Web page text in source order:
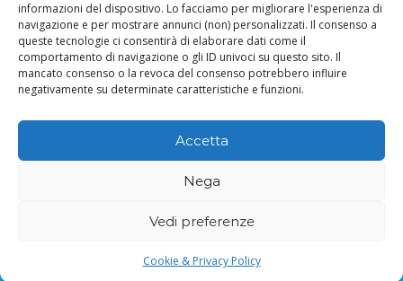
informazioni del dispositivo. Lo facciamo per migliorare l'esperienza di
navigazione e per mostrare annunci (non) personalizzati. Il consenso a
queste tecnologie ci consentirà di elaborare dati come il
comportamento di navigazione o gli ID univoci su questo sito. Il
mancato consenso o la revoca del consenso potrebbero influire
negativamente su determinate caratteristiche e funzioni.
Accetta
Nega
Vedi preferenze
Cookie & Privacy Policy
Venerdì
08:00-12:00 14:00-18:30
Sabato
08:00-12:00
Rossoxweb
Email
Phone